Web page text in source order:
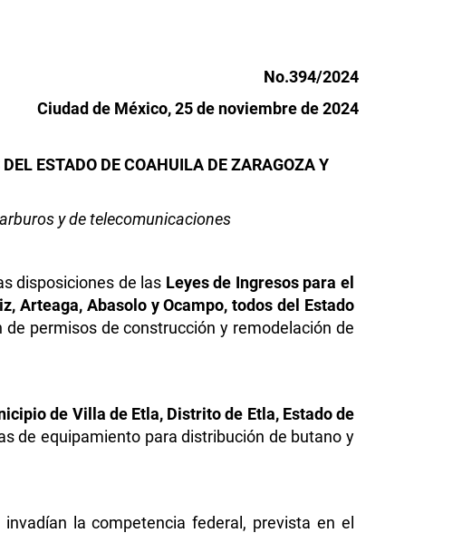
No.394/2024
Ciudad de México, 25 de noviembre de 2024
ESTADO DE COAHUILA DE ZARAGOZA Y
y de telecomunicaciones
disposiciones de las Leyes de Ingresos para el
Arteaga, Abasolo y Ocampo, todos del Estado
permisos de construcción y remodelación de
de Villa de Etla, Distrito de Etla, Estado de
de equipamiento para distribución de butano y
la competencia federal, prevista en el